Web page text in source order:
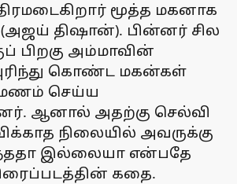
மூத்த மகனாக
திஷான்). பின்னர் சில
பிறகு அம்மாவின்
கொண்ட மகன்கள்
செய்ய
ஆனால் அதற்கு செல்வி
நிலையில் அவருக்கு
இல்லையா என்பதே
கதை.